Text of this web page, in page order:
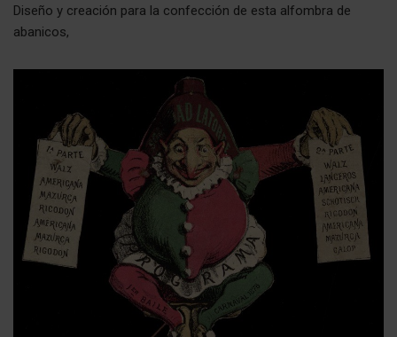
Diseño y creación para la confección de esta alfombra de
abanicos,